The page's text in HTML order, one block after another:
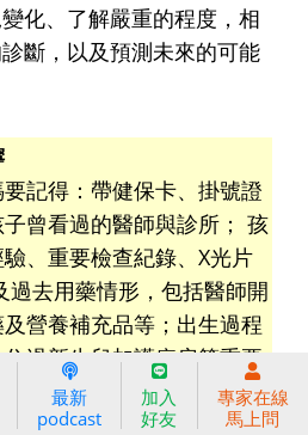
化、了解嚴重的程度，相
斷，以及預測未來的可能
記得：帶健保卡、掛號證
曾看過的醫師與診所； 孩
、重要檢查紀錄、X光片
過去用藥情形，包括醫師開
營養補充品等；出生過程
過新生兒加護病房等重要
一些給孩子的水、書籍、
便就診時作為安撫之用，以
最新
podcast
加入
好友
專家在線
馬上問